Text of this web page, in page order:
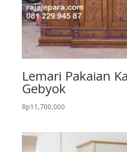
Lemari Pakaian
Gebyok
Rp11,700,000